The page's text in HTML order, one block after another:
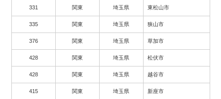
331 関東 埼玉県 東松山市
335 関東 埼玉県 狭山市
376 関東 埼玉県 草加市
428 関東 埼玉県 松伏市
428 関東 埼玉県 越谷市
415 関東 埼玉県 新座市